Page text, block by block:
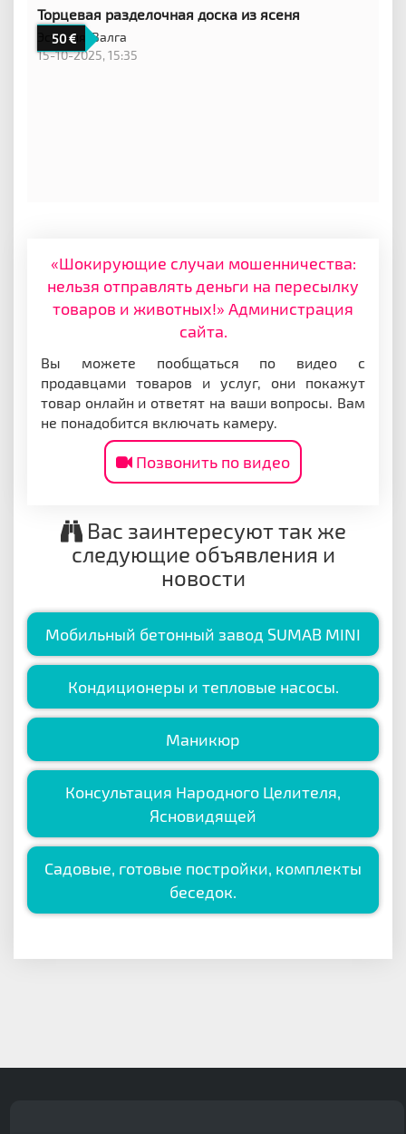
50
Торцевая разделочная доска из ясеня
Эстония,Валга
15-10-2025, 15:35
«Шокирующие случаи мошенничества:
нельзя отправлять деньги на пересылку
товаров и животных!» Администрация
сайта.
Вы можете пообщаться по видео с
продавцами товаров и услуг, они покажут
товар онлайн и ответят на ваши вопросы. Вам
не понадобится включать камеру.
Позвонить по видео
Вас заинтересуют так же
следующие объявления и
новости
Мобильный бетонный завод SUMAB MINI
Кондиционеры и тепловые насосы.
Маникюр
Консультация Народного Целителя,
Ясновидящей
Садовые, готовые постройки, комплекты
беседок.